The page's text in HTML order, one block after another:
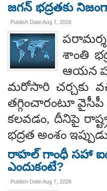
జగన్ భద్రతకు
Publish Date:Aug 7, 2026
శాంతి
ఆయన
మరోసారి చర్చకు
తగ్గించారంటూ
కలవడం, దీనిపై
భద్రత అంశం
రాహల్ గాంధీ సహా
ఎందుకంటే?
Publish Date:Aug 7, 2026